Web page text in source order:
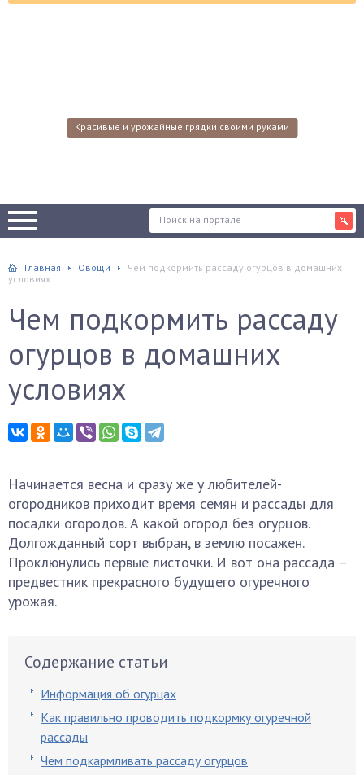
Красивые и урожайные грядки своими руками
Главная Овощи
Чем подкормить рассаду огурцов в домашних
условиях
Чем подкормить рассаду
огурцов в домашних
условиях
Начинается весна и сразу же у любителей-
огородников приходит время семян и рассады для
посадки огородов. А какой огород без огурцов.
Долгожданный сорт выбран, в землю посажен.
Проклюнулись первые листочки. И вот она рассада –
предвестник прекрасного будущего огуречного
урожая.
Содержание статьи
Информация об огурцах
Как правильно проводить подкормку огуречной
рассады
Чем подкармливать рассаду огурцов